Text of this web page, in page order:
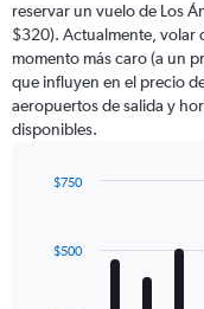
The
chart
has
1
Y
axis
values.
to
reservar un vuelo de Los
$320). Actualmente, volar
momento más caro (a un
que influyen en el precio
aeropuertos de salida y
disponibles.
with
12
$500
$750